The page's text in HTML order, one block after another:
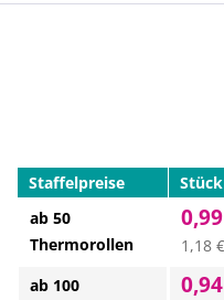
Staffelpreise
ab 50
Thermorollen
1,18
ab 100